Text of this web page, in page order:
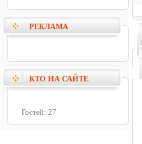
РЕКЛАМА
КТО НА САЙТЕ
Гостей: 27